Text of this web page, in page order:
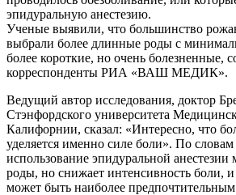
Ученые выявили, что большинство
выбрали более длинные роды с
более короткие, но очень болезненные,
корреспонденты РИА «ВАШ МЕДИК».
Ведущий автор исследования, доктор
Стэнфордского университета
Калифорнии, сказал: «Интересно, что
уделяется именно силе боли». По словам
использование эпидуральной анестезии
роды, но снижает интенсивность боли, и
может быть наиболее